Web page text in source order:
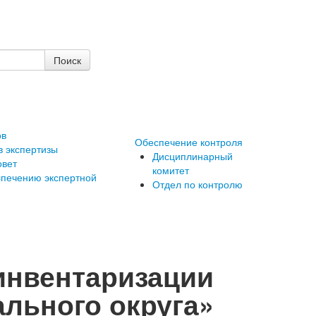
экспертизы
экспертной
Обеспечение контроля
Дисциплинарный
комитет
Отдел по контролю
округа»